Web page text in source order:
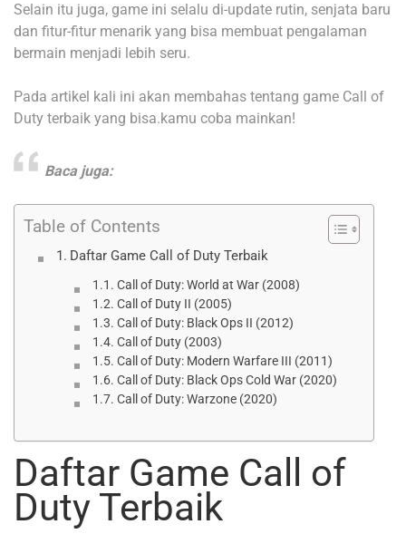
Selain itu juga, game ini selalu di-update rutin, senjata baru
dan fitur-fitur menarik yang bisa membuat pengalaman
bermain menjadi lebih seru.
Pada artikel kali ini akan membahas tentang game Call of
Duty terbaik yang bisa.kamu coba mainkan!
Baca juga:
Table of Contents
Daftar Game Call of Duty Terbaik
Call of Duty: World at War (2008)
Call of Duty II (2005)
Call of Duty: Black Ops II (2012)
Call of Duty (2003)
Call of Duty: Modern Warfare III (2011)
Call of Duty: Black Ops Cold War (2020)
Call of Duty: Warzone (2020)
Daftar Game Call of
Duty Terbaik